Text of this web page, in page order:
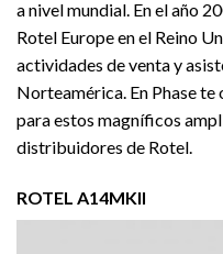
a nivel mundial. En el año
Rotel Europe en el Reino
actividades de venta y
Norteamérica. En Phase
para estos magníficos
distribuidores de Rotel.
ROTEL A14MKII